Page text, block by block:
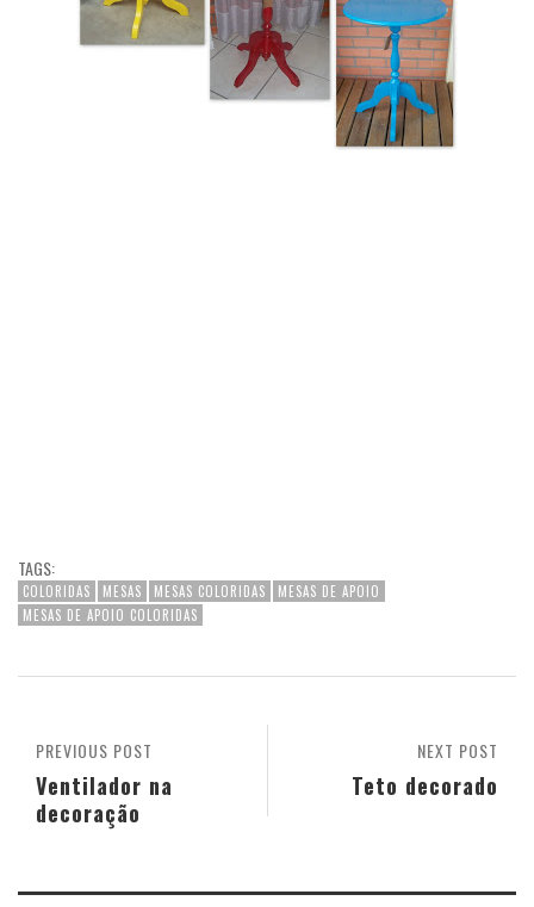
TAGS:
COLORIDAS MESAS MESAS COLORIDAS
MESAS DE APOIO
MESAS DE APOIO COLORIDAS
NEXT POST
Teto decorado
PREVIOUS POST
Ventilador na
decoração